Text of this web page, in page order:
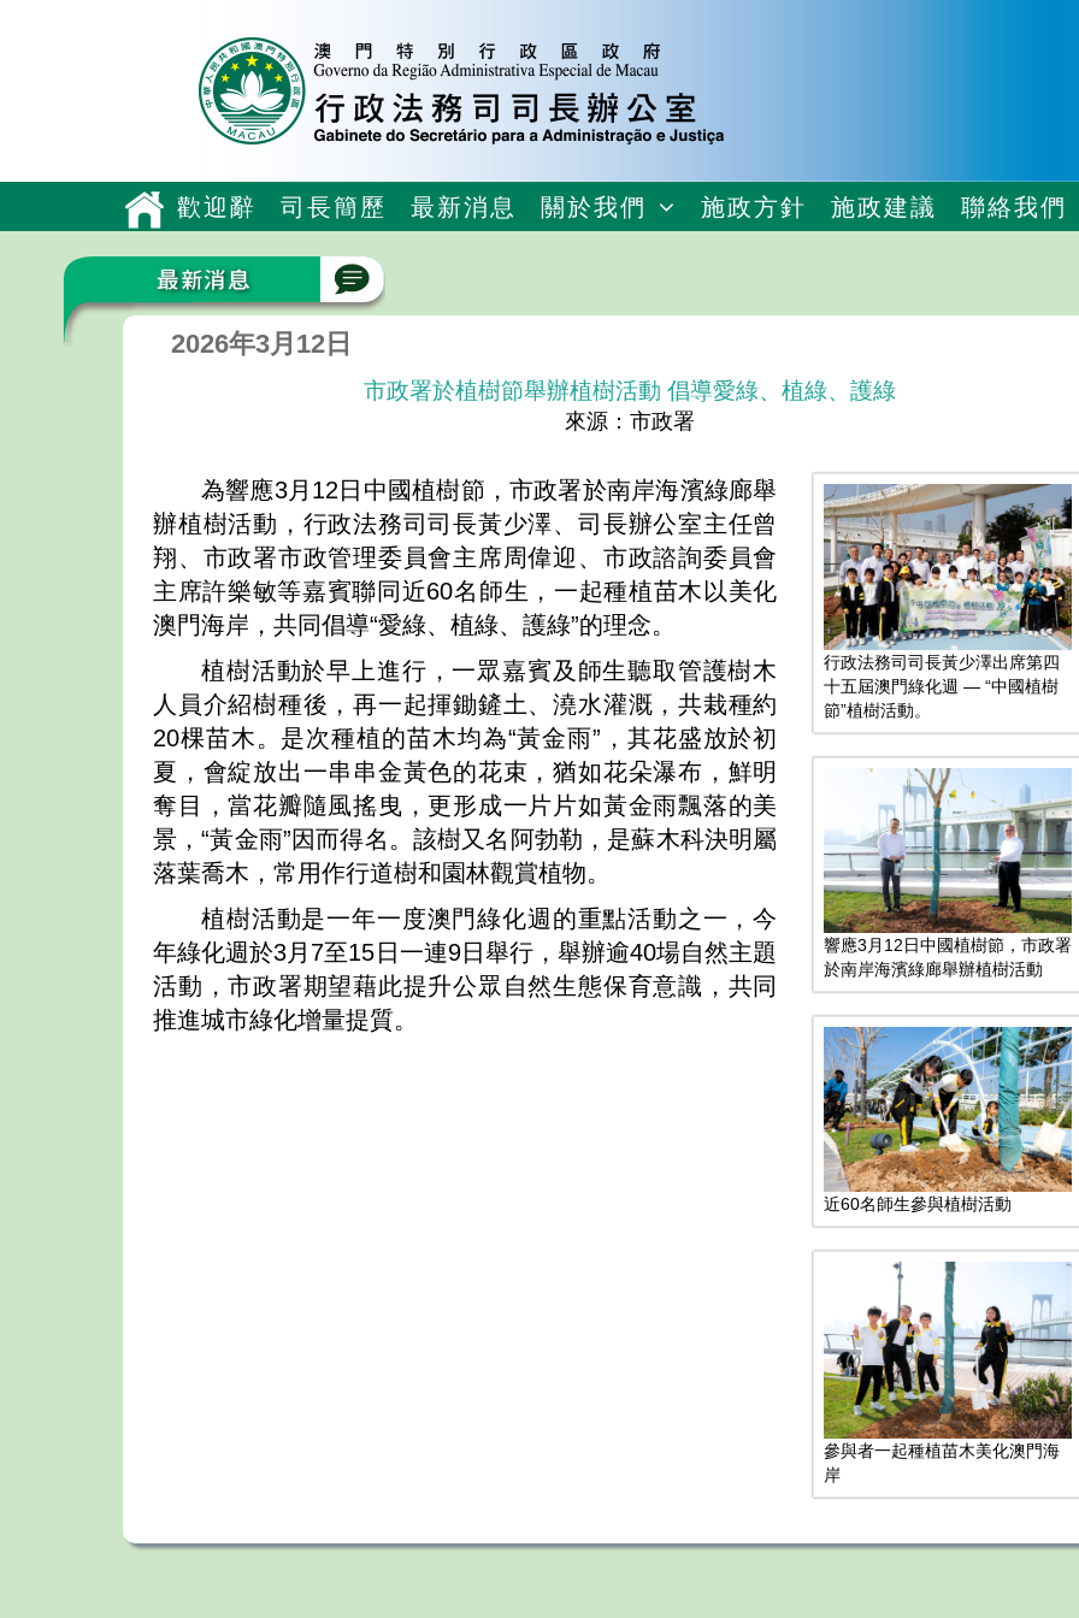
歡迎辭 司長簡歷 最新消息 關於我們 施政方針 施政建議 聯絡我們
2026年3月12日
市政署於植樹節舉辦植樹活動 倡導愛綠、植綠、護綠
來源：市政署
為響應3月12日中國植樹節，市政署於南岸海濱綠廊舉
辦植樹活動，行政法務司司長黃少澤、司長辦公室主任曾
翔、市政署市政管理委員會主席周偉迎、市政諮詢委員會
主席許樂敏等嘉賓聯同近60名師生，一起種植苗木以美化
澳門海岸，共同倡導“愛綠、植綠、護綠”的理念。
植樹活動於早上進行，一眾嘉賓及師生聽取管護樹木
人員介紹樹種後，再一起揮鋤鏟土、澆水灌溉，共栽種約
20棵苗木。是次種植的苗木均為“黃金雨”，其花盛放於初
夏，會綻放出一串串金黃色的花束，猶如花朵瀑布，鮮明
奪目，當花瓣隨風搖曳，更形成一片片如黃金雨飄落的美
景，“黃金雨”因而得名。該樹又名阿勃勒，是蘇木科決明屬
落葉喬木，常用作行道樹和園林觀賞植物。
植樹活動是一年一度澳門綠化週的重點活動之一，今
年綠化週於3月7至15日一連9日舉行，舉辦逾40場自然主題
活動，市政署期望藉此提升公眾自然生態保育意識，共同
推進城市綠化增量提質。
行政法務司司長黃少澤出席第四
十五屆澳門綠化週 — “中國植樹
節”植樹活動。
響應3月12日中國植樹節，市政署
於南岸海濱綠廊舉辦植樹活動
近60名師生參與植樹活動
參與者一起種植苗木美化澳門海
岸